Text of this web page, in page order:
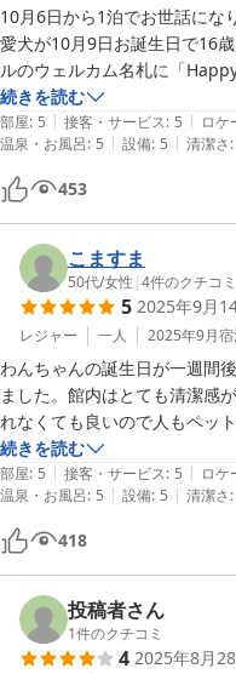
10月6日から1泊でお世話にな
愛犬が10月9日お誕生日で16
ルのウェルカム名札に「
に嬉しかったです。
こちらの犬ご飯はワンプレー
は黄色っぽく、伺うとジャガ
以前はポテトの減りがゆっく
モグモグ美味しそうにあっと
が付いているので、「おかわ
した！飼い主は愛犬の様子が
頂きました。
愛犬は目が見えなくなってお
ています。今回、お願いした
ました。
お掃除も行き届き清潔です。
人用の食事は沢山出るので、
とオーナーが教えてくださり
くて、お腹一杯なのにペロリ
香りも良くて、翌日の朝も食
それから、小さなお嬢様が接
した。
また、伺います！
ありがとうございました！
続きを読む
部屋: 5 | 接客・サービス: 5 | ロケ
温泉・お風呂: 5 | 設備: 5 | 清潔さ:
453
こますま
50代/女性 |4件のクチコミ
5 2025年9月
レジャー 一人 2025年9月
わんちゃんの誕生日が一週間
ました。館内はとても清潔感
れなくても良いので人もペッ
ペット用のアメニティも充実
に入れます(もちろんペット用
ったのでわんちゃんの毛もし
ドッグランも充分な広さで、
食事は味も量も大満足でした。
オーナーさんは優しく穏やか
って頂きました。
今までペット可の宿泊では色
ぼ揃っているのでとてもあり
続きを読む
部屋: 5 | 接客・サービス: 5 | ロケ
温泉・お風呂: 5 | 設備: 5 | 清潔さ:
418
投稿者さん
1件のクチコミ
4 2025年8月